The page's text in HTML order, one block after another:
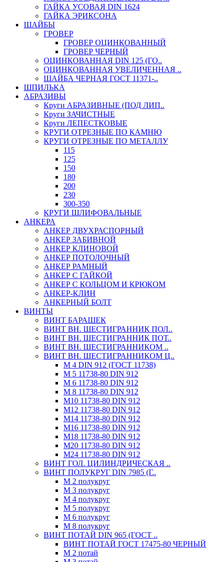
ГАЙКА УСОВАЯ DIN 1624
ГАЙКА ЭРИКСОНА
ШАЙБЫ
ГРОВЕР
ГРОВЕР ОЦИНКОВАННЫЙ
ГРОВЕР ЧЕРНЫЙ
ОЦИНКОВАННАЯ DIN 125 (ГО..
ОЦИНКОВАННАЯ УВЕЛИЧЕННАЯ ..
ШАЙБА ЧЕРНАЯ ГОСТ 11371-..
ШПИЛЬКА
АБРАЗИВЫ
Круги АБРАЗИВНЫЕ (ПОД ЛИП..
Круги ЗАЧИСТНЫЕ
Круги ЛЕПЕСТКОВЫЕ
КРУГИ ОТРЕЗНЫЕ ПО КАМНЮ
КРУГИ ОТРЕЗНЫЕ ПО МЕТАЛЛУ
115
125
150
180
200
230
300-350
КРУГИ ШЛИФОВАЛЬНЫЕ
АНКЕРА
АНКЕР ДВУХРАСПОРНЫЙ
АНКЕР ЗАБИВНОЙ
АНКЕР КЛИНОВОЙ
АНКЕР ПОТОЛОЧНЫЙ
АНКЕР РАМНЫЙ
АНКЕР С ГАЙКОЙ
АНКЕР С КОЛЬЦОМ И КРЮКОМ
АНКЕР-КЛИН
АНКЕРНЫЙ БОЛТ
ВИНТЫ
ВИНТ БАРАШЕК
ВИНТ ВН. ШЕСТИГРАННИК ПОЛ..
ВИНТ ВН. ШЕСТИГРАННИК ПОТ..
ВИНТ ВН. ШЕСТИГРАННИКОМ ..
ВИНТ ВН. ШЕСТИГРАННИКОМ Ц..
М 4 DIN 912 (ГОСТ 11738)
М 5 11738-80 DIN 912
М 6 11738-80 DIN 912
М 8 11738-80 DIN 912
М10 11738-80 DIN 912
М12 11738-80 DIN 912
М14 11738-80 DIN 912
М16 11738-80 DIN 912
М18 11738-80 DIN 912
М20 11738-80 DIN 912
М24 11738-80 DIN 912
ВИНТ ГОЛ. ЦИЛИНДРИЧЕСКАЯ ..
ВИНТ ПОЛУКРУГ DIN 7985 (Г..
М 2 полукруг
М 3 полукруг
М 4 полукруг
М 5 полукруг
М 6 полукруг
М 8 полукруг
ВИНТ ПОТАЙ DIN 965 (ГОСТ ..
ВИНТ ПОТАЙ ГОСТ 17475-80 ЧЕРНЫЙ
М 2 потай